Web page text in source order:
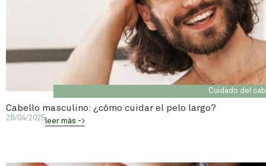
Cuidado del
Cabello masculino: ¿cómo cuidar el pelo largo?
28/04/2025leer más ->